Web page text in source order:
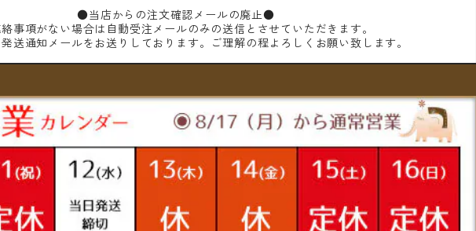
●当店からの注文確認メールの廃止●
事項がない場合は自動受注メールのみの送信とさせていただきます。
送通知メールをお送りしております。ご理解の程よろしくお願い致します。